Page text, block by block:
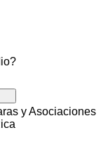
y Asociaciones